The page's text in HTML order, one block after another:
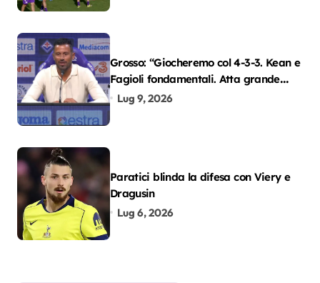
Grosso: “Giocheremo col 4-3-3. Kean e
Fagioli fondamentali. Atta grande
colpo”
Lug 9, 2026
Paratici blinda la difesa con Viery e
Dragusin
Lug 6, 2026